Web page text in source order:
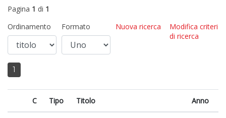
Pagina 1 di 1
Ordinamento
Formato Nuova ricerca
Modifica criteri
di ricerca
1
C Tipo Titolo Anno